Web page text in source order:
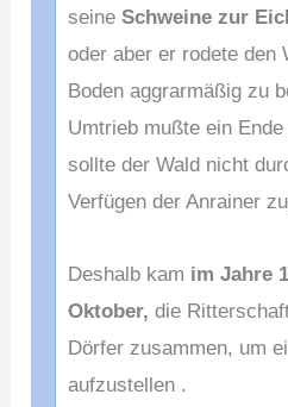
seineSchweine zur
oder aber er rodete den
Boden aggrarmäßig zu
Umtrieb mußteein
sollte der Wald nicht
Verfügen der Anrainer
Deshalb kam im Jahre
Oktober, die Ritter
Dörfer zusammen, um
aufzustellen .